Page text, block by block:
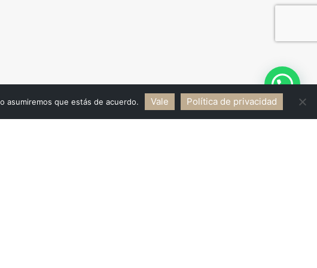
Hola! Estamos disponibles
asumiremos que estás de acuerdo. Vale Política de privacidad